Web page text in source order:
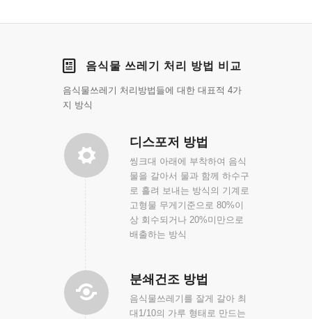
음식물 쓰레기 처리 방법 비교
음식물쓰레기 처리방법들에 대한 대표적 4가
지 방식
디스포저 방법
씽크대 아래에 부착하여 음식
물을 갈아서 물과 함께 하수구
로 흘려 보내는 방식의 기계로
고형물 무게기준으로 80%이
상 회수되거나 20%미만으로
배출하는 방식
분쇄건조 방법
음식물쓰레기를 잘게 갈아 최
대1/10의 가루 형태로 만드는